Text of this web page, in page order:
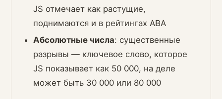
JS отмечает как растущие,
поднимаются и в рейтингах ABA
Абсолютные числа: существенные
разрывы — ключевое слово, которое
JS показывает как 50 000, на деле
может быть 30 000 или 80 000